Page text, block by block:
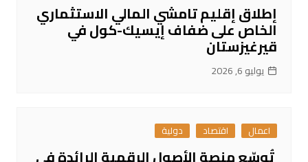
إطلاق إقليم تامشي المالي الاستثماري
الخاص على ضفاف إيسيك-كول في
قيرغيزستان
يوليو 6, 2026
اعمال اقتصاد دولية